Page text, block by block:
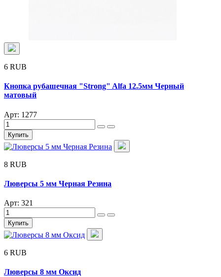
6 RUB
Кнопка рубашечная "Strong" Alfa 12.5мм Черный
матовый
Арт: 1277
Купить
8 RUB
Люверсы 5 мм Черная Резина
Арт: 321
Купить
6 RUB
Люверсы 8 мм Оксид